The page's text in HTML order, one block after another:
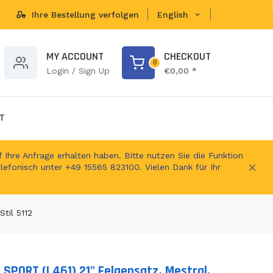
Ihre Bestellung verfolgen English
MY ACCOUNT
Login / Sign Up
0 CHECKOUT
€0,00 *
Anfrage erhalten haben. Bitte nutzen Sie die Funktion
unter +49 15565 823100. Vielen Dank für Ihr
5112